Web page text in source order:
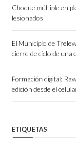
Choque múltiple en
lesionados
El Municipio de
cierre de ciclo de una
Formación digital:
edición desde el
ETIQUETAS